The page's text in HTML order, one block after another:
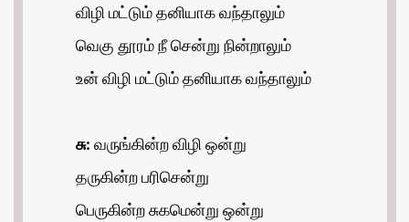
விழி மட்டும் தனியாக வந்தாலும்
வெகு தூரம் நீ சென்று நின்றாலும்
உன் விழி மட்டும் தனியாக வந்தாலும்
சு: வருங்கின்ற விழி ஒன்று
தருகின்ற பரிசென்று
பெருகின்ற சுகமென்று ஒன்று